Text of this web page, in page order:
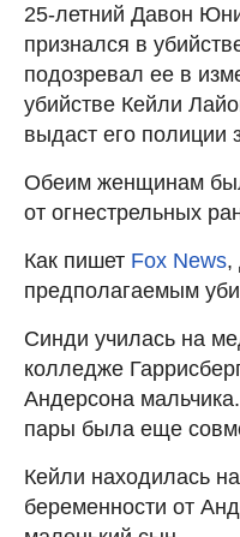
25-летний Давон
признался в
подозревал ее в
убийстве Кейли
выдаст его полиции
Обеим женщинам
от огнестрельных
Как пишет Fox News,
предполагаемым
Синди училась на
колледже
Андерсона
пары была еще
Кейли находилась
беременности от